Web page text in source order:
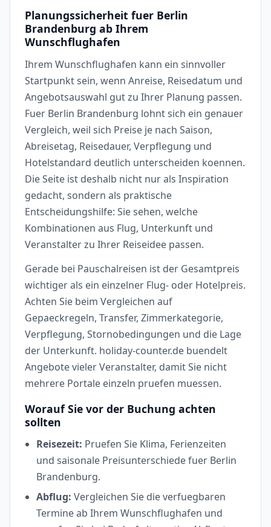
Planungssicherheit fuer Berlin
Brandenburg ab Ihrem
Wunschflughafen
Ihrem Wunschflughafen kann ein sinnvoller
Startpunkt sein, wenn Anreise, Reisedatum und
Angebotsauswahl gut zu Ihrer Planung passen.
Fuer Berlin Brandenburg lohnt sich ein genauer
Vergleich, weil sich Preise je nach Saison,
Abreisetag, Reisedauer, Verpflegung und
Hotelstandard deutlich unterscheiden koennen.
Die Seite ist deshalb nicht nur als Inspiration
gedacht, sondern als praktische
Entscheidungshilfe: Sie sehen, welche
Kombinationen aus Flug, Unterkunft und
Veranstalter zu Ihrer Reiseidee passen.
Gerade bei Pauschalreisen ist der Gesamtpreis
wichtiger als ein einzelner Flug- oder Hotelpreis.
Achten Sie beim Vergleichen auf
Gepaeckregeln, Transfer, Zimmerkategorie,
Verpflegung, Stornobedingungen und die Lage
der Unterkunft. holiday-counter.de buendelt
Angebote vieler Veranstalter, damit Sie nicht
mehrere Portale einzeln pruefen muessen.
Worauf Sie vor der Buchung achten
sollten
Reisezeit: Pruefen Sie Klima, Ferienzeiten
und saisonale Preisunterschiede fuer Berlin
Brandenburg.
Abflug: Vergleichen Sie die verfuegbaren
Termine ab Ihrem Wunschflughafen und